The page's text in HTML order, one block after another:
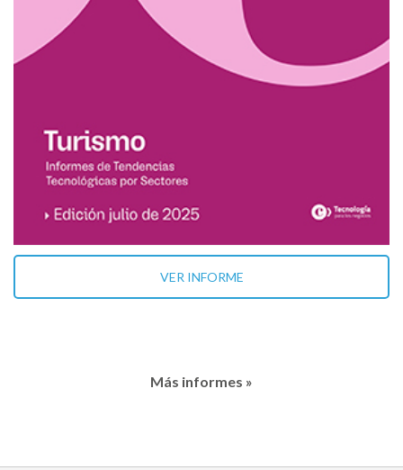
VER INFORME
Más informes »